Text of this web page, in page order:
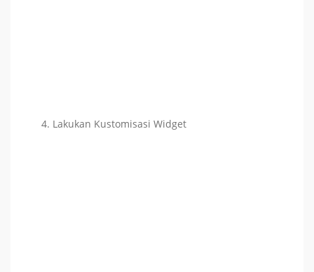
Lakukan Kustomisasi Widget